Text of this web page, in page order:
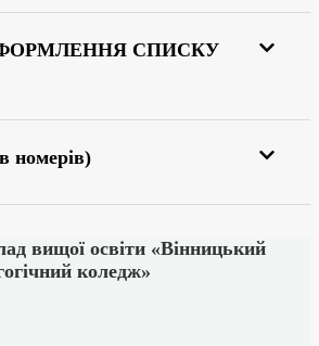
СПИСКУ
вищої освіти «Вінницький
коледж»